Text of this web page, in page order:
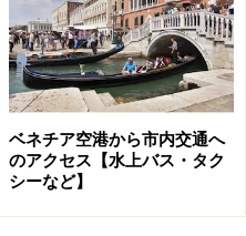
ベネチア空港から市内交通へ
のアクセス【水上バス・タク
シーなど】